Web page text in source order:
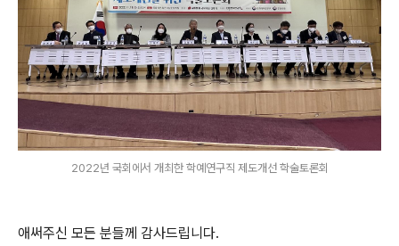
2022년 국회에서 개최한 학예연구직 제도개선 학술토론회
애써주신 모든 분들께 감사드립니다.